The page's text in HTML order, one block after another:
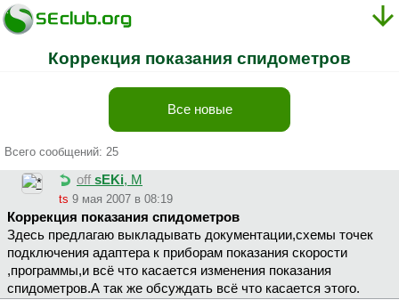
Коррекция показания спидометров
Все новые
Всего сообщений: 25
off sEKi, М
ts 9 мая 2007 в 08:19
Коррекция показания спидометров
Здесь предлагаю выкладывать документации,схемы точек
подключения адаптера к приборам показания скорости
,программы,и всё что касается изменения показания
спидометров.А так же обсуждать всё что касается этого.